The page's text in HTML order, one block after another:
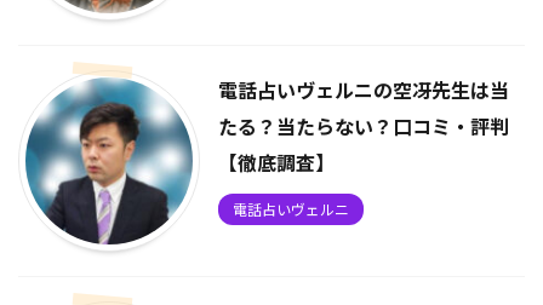
電話占いヴェルニの空冴先生は当
たる？当たらない？口コミ・評判
【徹底調査】
電話占いヴェルニ